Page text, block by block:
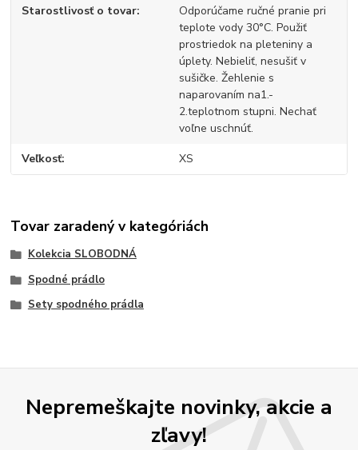
Starostlivosť o tovar
Odporúčame ručné pranie pri
teplote vody 30°C. Použiť
prostriedok na pleteniny a
úplety. Nebieliť, nesušiť v
sušičke. Žehlenie s
naparovaním na1.-
2.teplotnom stupni. Nechať
voľne uschnúť.
Veľkosť XS
Tovar zaradený v kategóriách
Kolekcia SLOBODNÁ
Spodné prádlo
Sety spodného prádla
Nepremeškajte novinky, akcie a
zľavy!